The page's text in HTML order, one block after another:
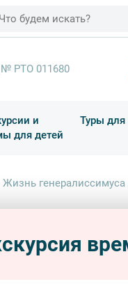
№ РТО 011680
и
для детей
Туры
Жизнь генералиссимуса